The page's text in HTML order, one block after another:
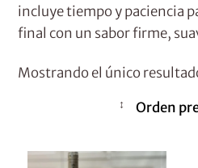
incluye tiempo y paciencia
final con un sabor firme,
Mostrando el único